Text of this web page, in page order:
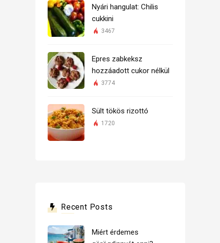
Nyári hangulat: Chilis
cukkini
3467
Epres zabkeksz
hozzáadott cukor nélkül
3774
Sült tökös rizottó
1720
Recent Posts
Miért érdemes